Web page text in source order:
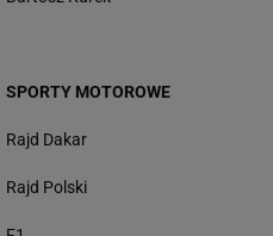
SPORTY MOTOROWE
Rajd Dakar
Rajd Polski